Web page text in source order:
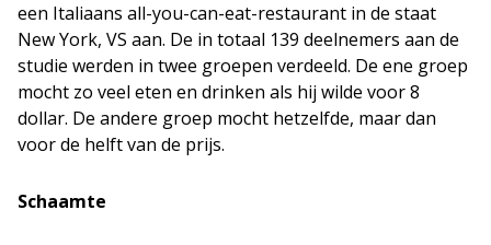
een Italiaans all-you-can-eat-restaurant in de staat
New York, VS aan. De in totaal 139 deelnemers aan de
studie werden in twee groepen verdeeld. De ene groep
mocht zo veel eten en drinken als hij wilde voor 8
dollar. De andere groep mocht hetzelfde, maar dan
voor de helft van de prijs.
Schaamte